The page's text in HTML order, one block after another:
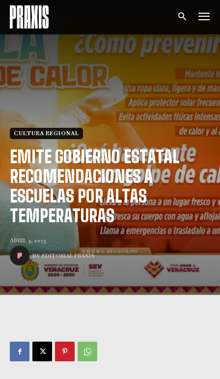
CULTURA REGIONAL
EMITE GOBIERNO ESTATAL
RECOMENDACIONES A
ESCUELAS POR ALTAS
TEMPERATURAS
ABRIL 4, 2025
BY EDITORIAL PRAXIS